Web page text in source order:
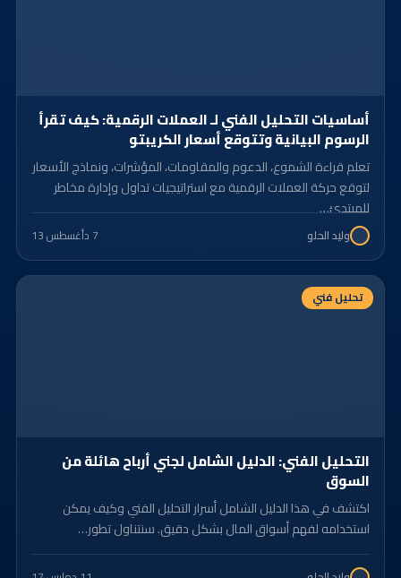
أساسيات التحليل الفني لـ العملات الرقمية: كيف تقرأ
الرسوم البيانية وتتوقع أسعار الكريبتو
تعلم قراءة الشموع، الدعوم والمقاومات، المؤشرات، ونماذج الأسعار
لتوقع حركة العملات الرقمية مع استراتيجيات تداول وإدارة مخاطر
للمبتدئ…
وليد الحلو 7 د أغسطس 13
تحليل فني
التحليل الفني: الدليل الشامل لجني أرباح هائلة من
السوق
اكتشف في هذا الدليل الشامل أسرار التحليل الفني وكيف يمكن
استخدامه لفهم أسواق المال بشكل دقيق. سنتناول تطور…